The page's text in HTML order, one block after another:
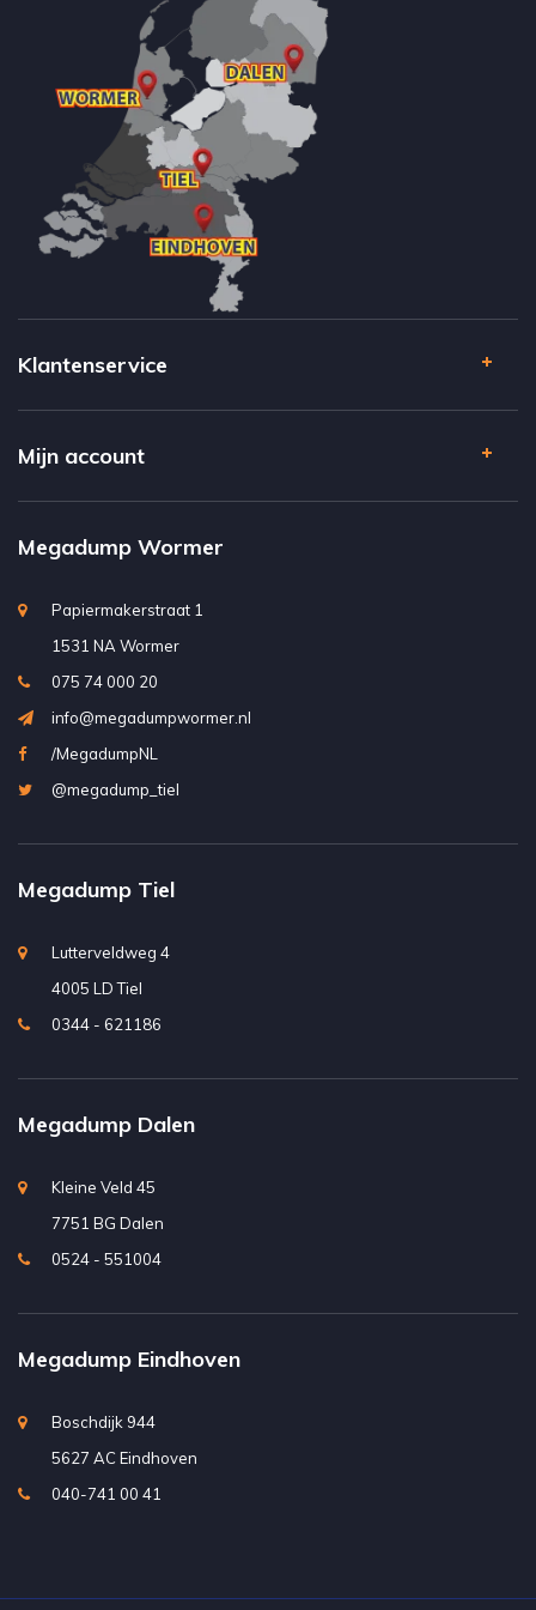
u maar beter hier uw keuze maken en ontdekken welke voordelen u
heeft. Gratis bezorgen vanaf 150 euro, kwaliteit, alles op voorraad,
snel geleverd en goede service. Ervaar deze en andere voordelen
vandaag nog bij Megadump Tiel.
Klantenservice
Mijn account
Megadump Wormer
Papiermakerstraat 1
1531 NA Wormer
075 74 000 20
info@megadumpwormer.nl
/MegadumpNL
@megadump_tiel
Megadump Tiel
Lutterveldweg 4
4005 LD Tiel
0344 - 621186
Megadump Dalen
Kleine Veld 45
7751 BG Dalen
0524 - 551004
Megadump Eindhoven
Boschdijk 944
5627 AC Eindhoven
040-741 00 41